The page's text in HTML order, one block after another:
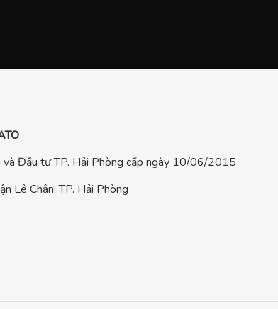
Đầu tư TP. Hải Phòng cấp ngày 10/06/2015
Lê Chân, TP. Hải Phòng